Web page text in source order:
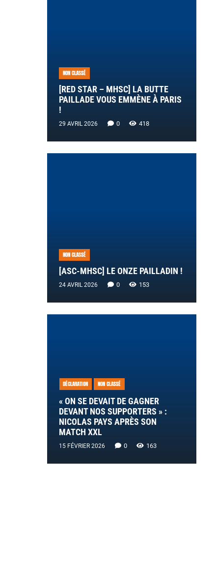
NON CLASSÉ
[RED STAR – MHSC] LA BUTTE
PAILLADE VOUS EMMÈNE À PARIS
!
29 AVRIL 2026 0 418
NON CLASSÉ
[ASC-MHSC] LE ONZE PAILLADIN !
24 AVRIL 2026 0 153
DÉCLARATION NON CLASSÉ
« ON SE DEVAIT DE GAGNER
DEVANT NOS SUPPORTERS » :
NICOLAS PAYS APRÈS SON
MATCH XXL
15 FÉVRIER 2026 0 163